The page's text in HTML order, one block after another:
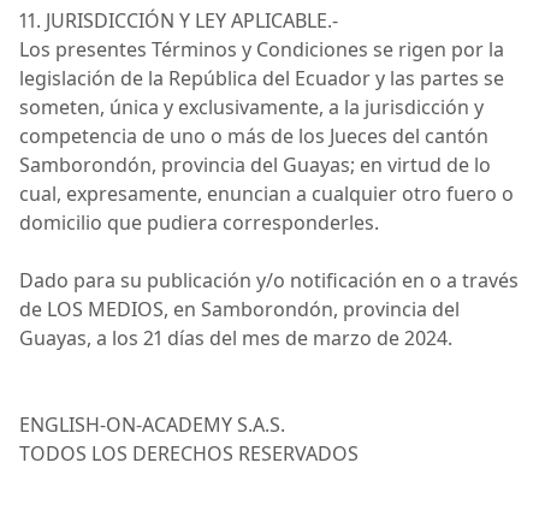
11. JURISDICCIÓN Y LEYAPLICABLE.-
Los presentes Términos y Condiciones se rigen por la
legislación de la República del Ecuador y las partes se
someten, única y exclusivamente, a la jurisdicción y
competencia de uno o más de los Jueces del cantón
Samborondón, provincia del Guayas; en virtud de lo
cual, expresamente, enuncian a cualquier otro fuero o
domicilio que pudiera corresponderles.
Dado para su publicación y/o notificación en o a través
de LOS MEDIOS, en Samborondón, provincia del
Guayas, a los 21 días del mes de marzo de 2024.
ENGLISH-ON-ACADEMY S.A.S.
TODOS LOS DERECHOS RESERVADOS